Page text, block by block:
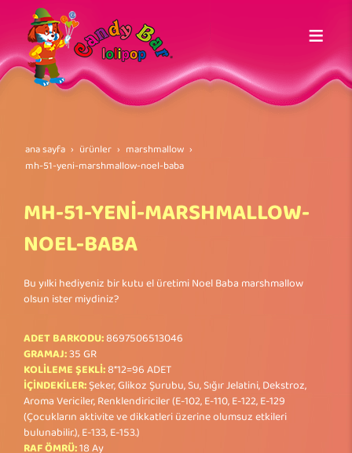
ana sayfa ürünler
marshmallow
mh-51-yeni̇-marshmallow-noel-baba
MH-51-YENİ-MARSHMALLOW-
NOEL-BABA
Bu yılki hediyeniz bir kutu el üretimi Noel Baba marshmallow
olsun ister miydiniz?
ADET BARKODU:8697506513046
GRAMAJ:35 GR
KOLİLEME ŞEKLİ:8*12=96 ADET
İÇİNDEKİLER:Şeker, Glikoz Şurubu, Su, Sığır Jelatini, Dekstroz,
Aroma Vericiler, Renklendiriciler (E-102, E-110, E-122, E-129
(Çocukların aktivite ve dikkatleri üzerine olumsuz etkileri
bulunabilir.), E-133, E-153.)
RAF ÖMRÜ:18 Ay